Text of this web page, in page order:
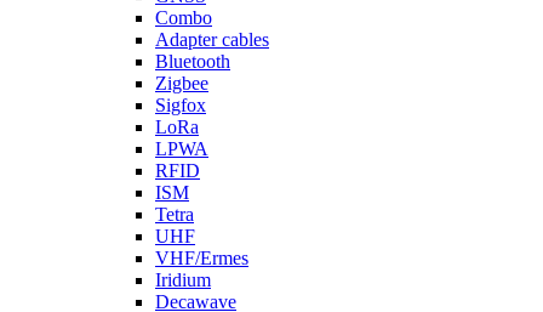
Combo
Adapter cables
Bluetooth
Zigbee
Sigfox
LoRa
LPWA
RFID
ISM
Tetra
UHF
VHF/Ermes
Iridium
Decawave